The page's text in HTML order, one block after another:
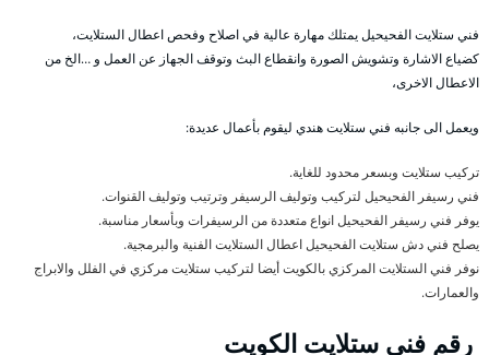
فني ستلايت الفحيحيل يمتلك مهارة عالية في اصلاح وفحص اعطال الستلايت،
كضياع الاشارة وتشويش الصورة وانقطاع البث وتوقف الجهاز عن العمل و …الخ من
الاعطال الاخرى،
ويعمل الى جانبه فني ستلايت هندي ليقوم بأعمال عديدة:
تركيب ستلايت وبسعر محدود للغاية.
فني رسيفر الفحيحيل لتركيب وتوليف الرسيفر وترتيب وتوليف القنوات.
يوفر فني رسيفر الفحيحيل انواع متعددة من الرسيفرات وبأسعار مناسبة.
يصلح فني دش ستلايت الفحيحيل اعطال الستلايت الفنية والبرمجية.
نوفر فني الستلايت المركزي بالكويت أيضا لتركيب ستلايت مركزي في الفلل والابراج
والعمارات.
رقم فني ستلايت الكويت